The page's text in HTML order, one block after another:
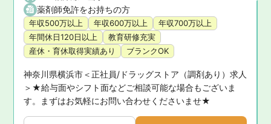
薬剤師免許をお持ちの方
年収500万以上 年収600万以上
年収700万以上
年間休日120日以上
教育研修充実
産休・育休取得実績あり
ブランクOK
神奈川県横浜市＜正社員/ドラッグストア（調剤あり）求人
＞★給与面やシフト面などご相談可能な場合もございま
す。まずはお気軽にお問い合わせくださいませ★